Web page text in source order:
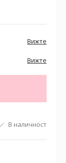
Вижте
Вижте
В наличност